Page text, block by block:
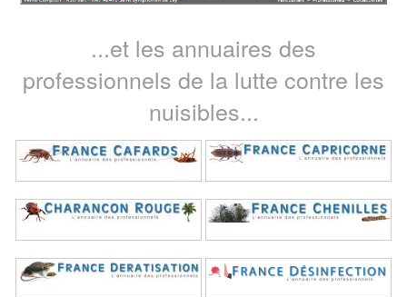
...et les annuaires des
professionnels de la lutte contre les
nuisibles...